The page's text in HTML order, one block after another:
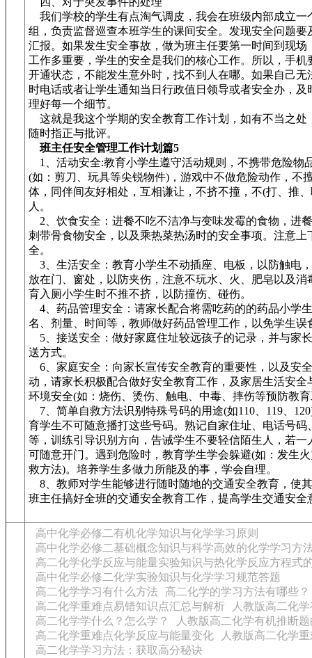
我们学校的学生有点淘气调皮，我会在班级内部成立一
组，负责监督巡查本班学生的课间安全。发现安全问题要
汇报。如果发生安全事故，做为班主任要第一时间到现场
工作多重要，学生的安全是我们的核心工作。所以，手机
开通状态，不能发生意外时，找不到人在哪。如果自己无
时电话或者让学生通知当日行政值日领导或者安全办，及
理好每一个细节。
这就是我这个学期的安全教育工作计划，如有不当之处
随时指正与批评。
班主任安全管理工作计划篇5
1、活动安全:教育小学生遵守活动规则，不携带危险物
(如：剪刀、玩具等尖锐物件)，游戏中不做危险动作，不
体，同伴间友好相处，互相谦让，不挤不撞，不(打、推
人。
2、饮食安全：进餐不吃不洁净与变味发霉的食物，进
刺带骨食物安全，以及乘热菜热汤时的安全事项。注意上
全。
3、生活安全：教育小学生不动插座、电板，以防触电
放在门、窗处，以防夹伤，注意不玩水、火、肥皂以及消
育入厕小学生时不推不挤，以防撞伤、碰伤。
4、药品管理安全：请家长配合将需吃药的的药品小学
名、剂量、时间等，教师做好药品管理工作，以免学生误
5、接送安全：做好家庭住址较远孩子的记录，并与家
送方式。
6、家庭安全：向家长宣传安全教育的重要性，以及安
动，请家长积极配合做好安全教育工作，及家居生活安全
环境安全(如：烧伤、烫伤、触电、中毒、摔伤等预防教
7、简单自救方法识别特殊号码的用途(如110、119、
育学生不可随意播打这些号码。熟记自家住址、电话号码
等，训练引导识别方向，告诫学生不要轻信陌生人，若一
可随意开门。遇到危险时，教育学生学会躲避(如：发生
救方法)。培养学生多做力所能及的事，学会自理。
8、教师对学生能够进行随时随地的交通安全教育，使
班主任搞好全班的交通安全教育工作，提高学生交通安全
高中化学必修二有机化学知识与化学学习原则
高中化学必修二基础概念知识与科学高效的化学学习方
高二化学化学反应与能量实验知识与热化学反应方程式
高中化学必修二化学实验知识与化学学习规范答题
高二化学学习有什么方法
高二化学的学习方法有哪些？
高二化学重难点易错知识点汇总与解析
人教版高二化
高二化学学什么？怎么学？
人教版高二化学有机推断
高二化学重难点化学反应与能量变化
人教版高二化学
高二化学学习方法：获取高分秘诀